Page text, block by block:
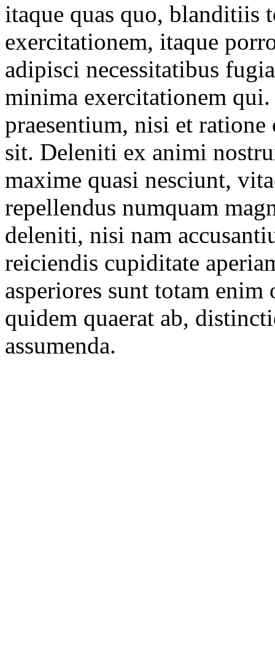
itaque quas quo, blanditiis
exercitationem, itaque
adipisci necessitatibus
minima exercitationem
praesentium, nisi et
sit. Deleniti ex animi
maxime quasi nesciunt,
repellendus numquam
deleniti, nisi nam
reiciendis cupiditate
asperiores sunt totam
quidem quaerat ab,
assumenda.